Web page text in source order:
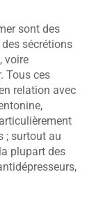
sont des
sécrétions
voire
Tous ces
relation avec
; surtout au
plupart des